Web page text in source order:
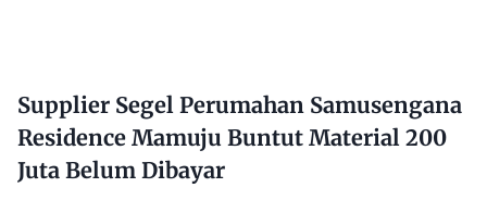
Supplier Segel Perumahan Samusengana
Residence Mamuju Buntut Material 200
Juta Belum Dibayar